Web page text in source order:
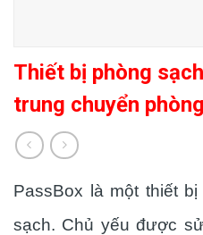
Thiết bị phòng
trung chuyển
PassBox là một thiết
sạch. Chủ yếu được